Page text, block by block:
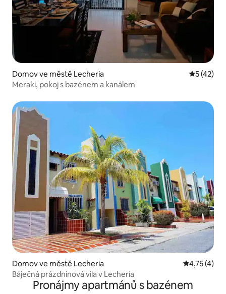
Domov ve městě Lecheria Průměrné
5 (42)
Meraki, pokoj s bazénem a kanálem
Domov ve městě Lecheria Průměrné
4,75 (4)
Báječná prázdninová vila v Lechería
Pronájmy apartmánů s bazénem